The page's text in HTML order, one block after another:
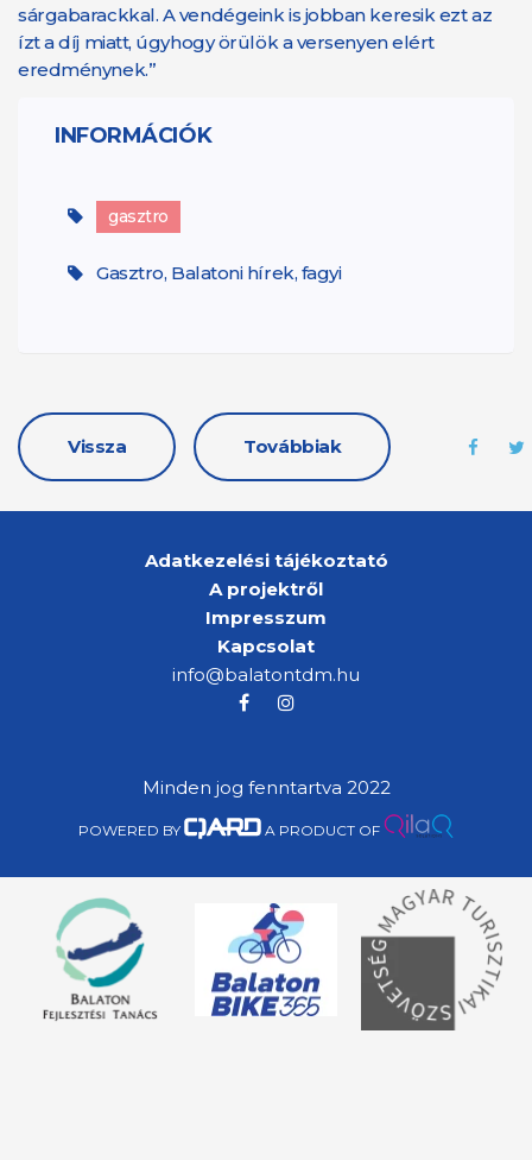
sárgabarackkal. A vendégeink is jobban keresik ezt az
ízt a díj miatt, úgyhogy örülök a versenyen elért
eredménynek.”
INFORMÁCIÓK
gasztro
Gasztro, Balatoni hírek, fagyi
Vissza Továbbiak
Adatkezelési tájékoztató
A projektről
Impresszum
Kapcsolat
info@balatontdm.hu
Minden jog fenntartva 2022
POWERED BY A PRODUCT OF